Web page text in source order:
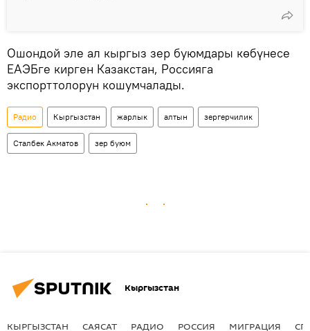
Ошондой эле ал кыргыз зер буюмдары көбүнесе
ЕАЭБге кирген Казакстан, Россияга
экспорттолорун кошумчалады.
Радио Кыргызстан жарлык алтын зергерчилик
Сталбек Акматов зер буюм
Кыргызстан
КЫРГЫЗСТАН САЯСАТ РАДИО РОССИЯ МИГРАЦИЯ